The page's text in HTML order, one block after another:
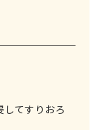
てすりおろ